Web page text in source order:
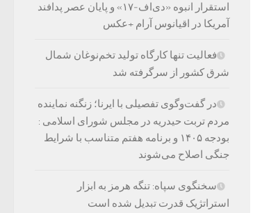
استقرار انبوه «دی‌اف‑۱۷» و پایان عصر پدافند
آمریکا در اقیانوس آرام +عکس
فعالیت تنها کارگاه تولید تخم‌نوغان شمال
شرق کشور از سرگرفته شد
در گفت‌وگوی تفصیلی با ایرنا؛ زنگنه نماینده
مردم تربت حیدریه در مجلس شورای اسلامی :
بودجه ۱۴۰۵ و برنامه هفتم متناسب با شرایط
جنگی اصلاح می‌شوند
سخنگوی سپاه: تنگه هرمز به ابزار
استراتژیک قدرت تبدیل شده است